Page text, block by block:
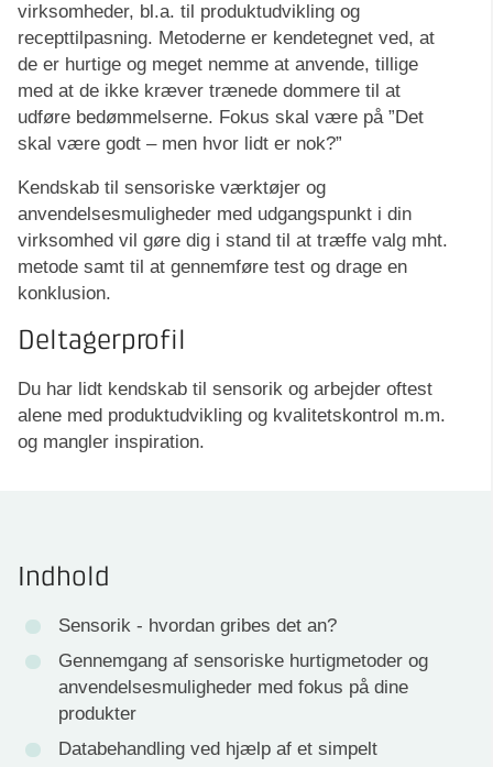
virksomheder, bl.a. til produktudvikling og
recepttilpasning. Metoderne er kendetegnet ved, at
de er hurtige og meget nemme at anvende, tillige
med at de ikke kræver trænede dommere til at
udføre bedømmelserne. Fokus skal være på ”Det
skal være godt – men hvor lidt er nok?”
Kendskab til sensoriske værktøjer og
anvendelsesmuligheder med udgangspunkt i din
virksomhed vil gøre dig i stand til at træffe valg mht.
metode samt til at gennemføre test og drage en
konklusion.
Deltagerprofil
Du har lidt kendskab til sensorik og arbejder oftest
alene med produktudvikling og kvalitetskontrol m.m.
og mangler inspiration.
Indhold
Sensorik - hvordan gribes det an?
Gennemgang af sensoriske hurtigmetoder og
anvendelsesmuligheder med fokus på dine
produkter
Databehandling ved hjælp af et simpelt